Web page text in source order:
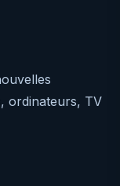
ordinateurs, TV